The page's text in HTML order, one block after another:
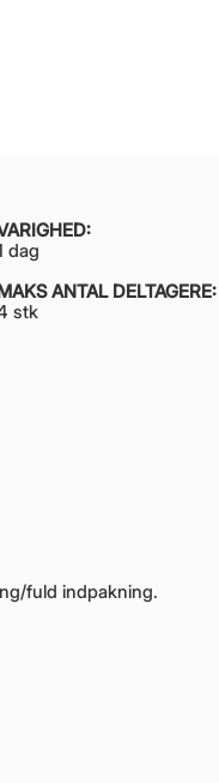
fuld indpakning.
dag
ANTAL DELTAGERE:
stk